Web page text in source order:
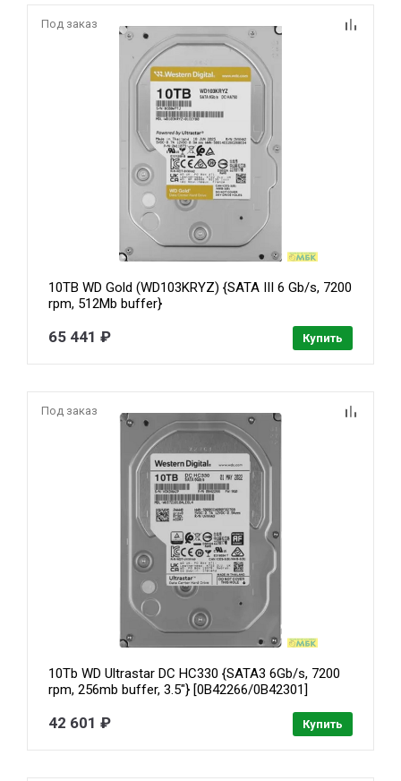
Под заказ
10TB WD Gold (WD103KRYZ) {SATA III 6 Gb/s, 7200
rpm, 512Mb buffer}
65 441 ₽ Купить
Под заказ
10Tb WD Ultrastar DC HC330 {SATA3 6Gb/s, 7200
rpm, 256mb buffer, 3.5"} [0B42266/0B42301]
42 601 ₽ Купить